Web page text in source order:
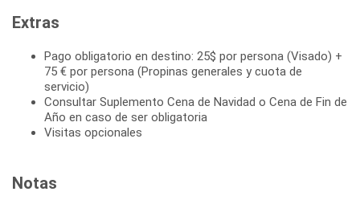
Extras
Pago obligatorio en destino: 25$ por persona (Visado) +
75 € por persona (Propinas generales y cuota de
servicio)
Consultar Suplemento Cena de Navidad o Cena de Fin de
Año en caso de ser obligatoria
Visitas opcionales
Notas